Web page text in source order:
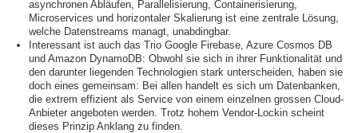
asynchronen Abläufen, Parallelisierung, Containerisierung,
Microservices und horizontaler Skalierung ist eine zentrale Lösung,
welche Datenstreams managt, unabdingbar.
Interessant ist auch das Trio Google Firebase, Azure Cosmos DB
und Amazon DynamoDB: Obwohl sie sich in ihrer Funktionalität und
den darunter liegenden Technologien stark unterscheiden, haben sie
doch eines gemeinsam: Bei allen handelt es sich um Datenbanken,
die extrem effizient als Service von einem einzelnen grossen Cloud-
Anbieter angeboten werden. Trotz hohem Vendor-Lockin scheint
dieses Prinzip Anklang zu finden.